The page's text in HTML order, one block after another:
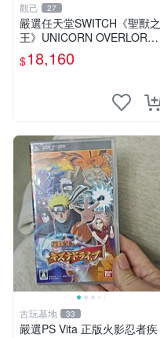
觀己 27
嚴選任天堂SWITCH《聖獸之
王》UNICORN OVERLORD
遊戲，新品未拆盒，適合收藏
聖獸之王 Unicorn Overlord N
$18,160
古玩基地 33
嚴選PS Vita 正版火影忍者疾